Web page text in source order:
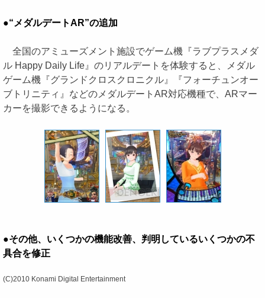
●“メダルデートAR”の追加
全国のアミューズメント施設でゲーム機『ラブプラスメダ
ル Happy Daily Life』のリアルデートを体験すると、メダル
ゲーム機『グランドクロスクロニクル』『フォーチュンオー
ブトリニティ』などのメダルデートAR対応機種で、ARマー
カーを撮影できるようになる。
●その他、いくつかの機能改善、判明しているいくつかの不
具合を修正
(C)2010 Konami Digital Entertainment